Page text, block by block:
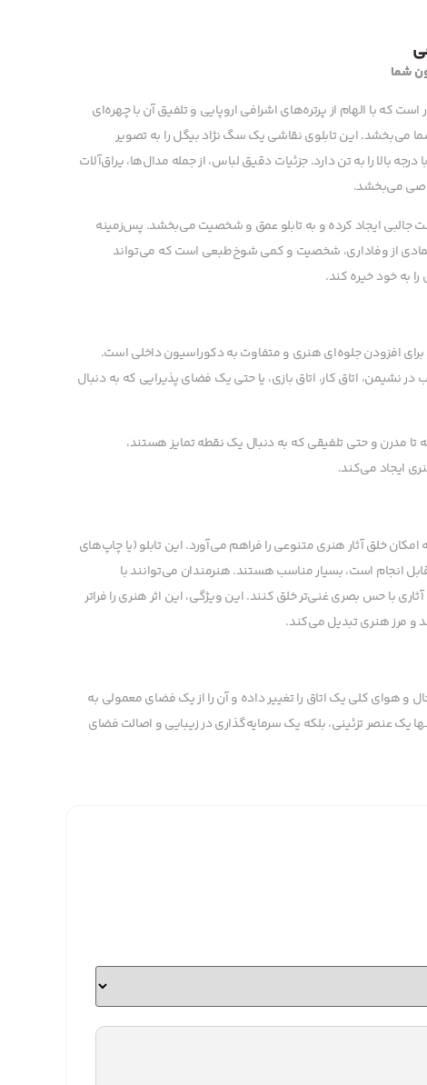
شما
که با الهام از پرتره‌های اشرافی اروپایی و تلفیق آن با چهره‌ای
این تابلوی نقاشی یک سگ نژاد بیگل را به تصویر
بالا را به تن دارد. جزئیات دقیق لباس، از جمله مدال‌ها، یراق‌آلات
خاصی می‌بخشد.
جالبی ایجاد کرده و به تابلو عمق و شخصیت می‌بخشد. پس‌زمینه
نمادی از وفاداری، شخصیت و کمی شوخ‌طبعی است که می‌تواند
به خود خیره کند.
برای افزودن جلوه‌ای هنری و متفاوت به دکوراسیون داخلی است.
نشیمن، اتاق کار، اتاق بازی، یا حتی یک فضای پذیرایی که به دنبال
مدرن و حتی تلفیقی که به دنبال یک نقطه تمایز هستند،
ایجاد می‌کند.
خلق آثار هنری متنوعی را فراهم می‌آورد. این تابلو (یا چاپ‌های
انجام است، بسیار مناسب هستند. هنرمندان می‌توانند با
با حس بصری غنی‌تر خلق کنند. این ویژگی، این اثر هنری را فراتر
و مرز هنری تبدیل می‌کند.
و هوای کلی یک اتاق را تغییر داده و آن را از یک فضای معمولی به
عنصر تزئینی، بلکه یک سرمایه‌گذاری در زیبایی و اصالت فضای